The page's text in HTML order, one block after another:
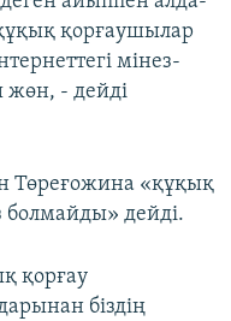
қорғаушылар
мінез-
жөн, - дейді
Төреғожина «құқық
болмайды» дейді.
қорғау
біздің